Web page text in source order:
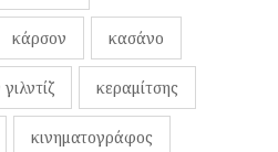
κάρσον κασάνο
κεραμίτσης
κινηματογράφος